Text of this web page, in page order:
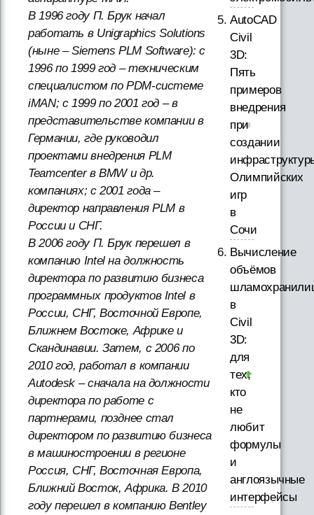
В 1996 году П. Брук начал
работать в Unigraphics Solutions
(ныне – Siemens PLM Software): с
1996 по 1999 год – техническим
специалистом по PDM-системе
iMAN; с 1999 по 2001 год – в
представительстве компании в
Германии, где руководил
проектами внедрения PLM
Teamcenter в BMW и др.
компаниях; с 2001 года –
директор направления PLM в
России и СНГ.
В 2006 году П. Брук перешел в
компанию Intel на должность
директора по развитию бизнеса
программных продуктов Intel в
России, СНГ, Восточной Европе,
Ближнем Востоке, Африке и
Скандинавии. Затем, с 2006 по
2010 год, работал в компании
Autodesk – сначала на должности
директора по работе с
партнерами, позднее стал
директором по развитию бизнеса
в машиностроении в регионе
Россия, СНГ, Восточная Европа,
Ближний Восток, Африка. В 2010
году перешел в компанию Bentley
AutoCAD
Civil
3D:
Пять
примеров
внедрения
при
создании
Олимпийских
игр
в
Сочи
Вычисление
объёмов
в
Civil
3D:
для
тех,
кто
не
любит
формулы
и
англоязычные
интерфейсы